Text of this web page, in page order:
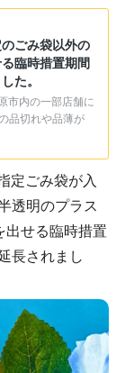
のごみ袋以外の
臨時措置期間
た。
市内の一部店舗に
品切れや品薄が
定ごみ袋が入
透明のプラス
出せる臨時措置
長されまし